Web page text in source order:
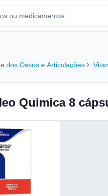
dos Ossos e Articulações
Quimica 8